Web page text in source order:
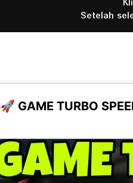
Setelah
🚀 GAME TURBO